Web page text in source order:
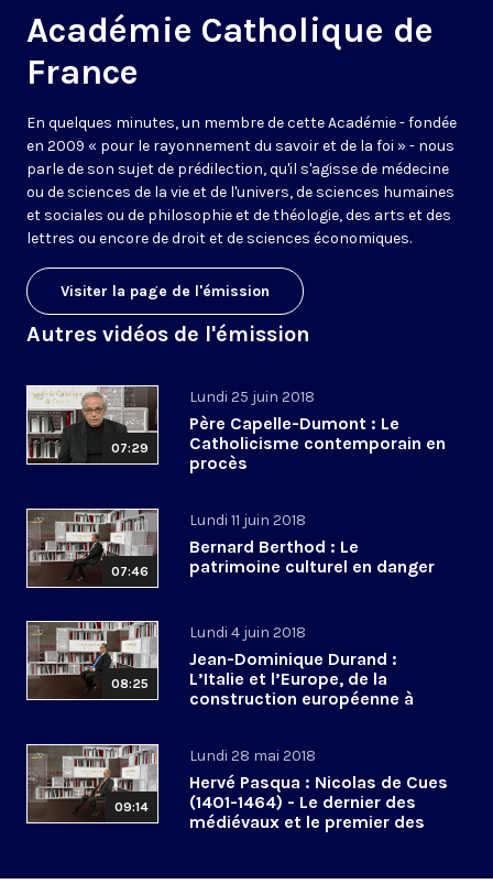
Académie Catholique de
France
En quelques minutes, un membre de cette Académie - fondée
en 2009 « pour le rayonnement du savoir et de la foi » - nous
parle de son sujet de prédilection, qu'il s'agisse de médecine
ou de sciences de la vie et de l'univers, de sciences humaines
et sociales ou de philosophie et de théologie, des arts et des
lettres ou encore de droit et de sciences économiques.
Visiter la page de l'émission
Autres vidéos de l'émission
07:29
Lundi 25 juin 2018
Père Capelle-Dumont : Le
Catholicisme contemporain en
procès
07:46
Lundi 11 juin 2018
Bernard Berthod : Le
patrimoine culturel en danger
08:25
Lundi 4 juin 2018
Jean-Dominique Durand :
L’Italie et l’Europe, de la
construction européenne à
09:14
Lundi 28 mai 2018
Hervé Pasqua : Nicolas de Cues
(1401-1464) - Le dernier des
médiévaux et le premier des